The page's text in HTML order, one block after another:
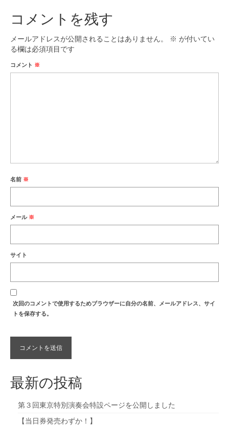
コメントを残す
メールアドレスが公開されることはありません。 ※ が付いてい
る欄は必須項目です
コメント ※
名前 ※
メール ※
サイト
次回のコメントで使用するためブラウザーに自分の名前、メールアドレス、サイ
トを保存する。
最新の投稿
第３回東京特別演奏会特設ページを公開しました
【当日券発売わずか！】